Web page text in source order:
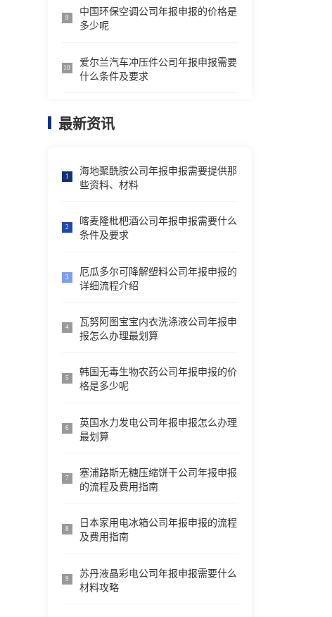
9
中国环保空调公司年报申报的价格是
多少呢
10
爱尔兰汽车冲压件公司年报申报需要
什么条件及要求
最新资讯
1
海地聚酰胺公司年报申报需要提供那
些资料、材料
2
喀麦隆枇杷酒公司年报申报需要什么
条件及要求
3
厄瓜多尔可降解塑料公司年报申报的
详细流程介绍
4
瓦努阿图宝宝内衣洗涤液公司年报申
报怎么办理最划算
5
韩国无毒生物农药公司年报申报的价
格是多少呢
6
英国水力发电公司年报申报怎么办理
最划算
7
塞浦路斯无糖压缩饼干公司年报申报
的流程及费用指南
8
日本家用电冰箱公司年报申报的流程
及费用指南
9
苏丹液晶彩电公司年报申报需要什么
材料攻略